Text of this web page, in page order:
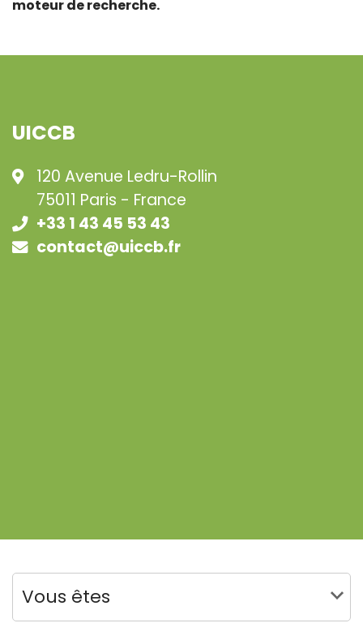
moteur de recherche.
UICCB
120 Avenue Ledru-Rollin
75011 Paris - France
+33 1 43 45 53 43
contact@uiccb.fr